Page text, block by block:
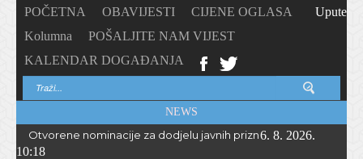
POČETNA OBAVIJESTI
CIJENE OGLASA
Kolumna
POŠALJITE NAM VIJEST
KALENDAR DOGAĐANJA
Upute
NEWS
Otvorene nominacije za dodjelu javnih priznanja Općine
6. 8. 2026.
10:18